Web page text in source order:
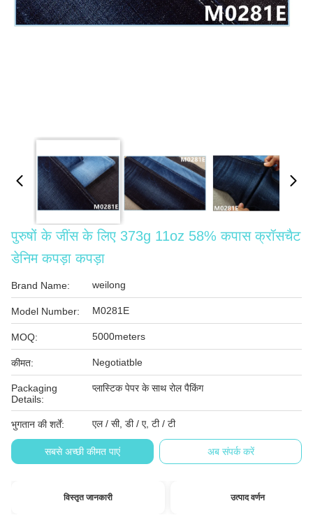
पुरुषों के जींस के लिए 373g 11oz 58% कपास क्रॉसचैट
डेनिम कपड़ा कपड़ा
Brand Name: weilong
Model Number: M0281E
MOQ: 5000meters
कीमत: Negotiatble
Packaging
Details:
प्लास्टिक पेपर के साथ रोल पैकिंग
भुगतान की शर्तें: एल / सी, डी / ए, टी / टी
सबसे अच्छी कीमत पाएं अब संपर्क करें
विस्तृत जानकारी उत्पाद वर्णन